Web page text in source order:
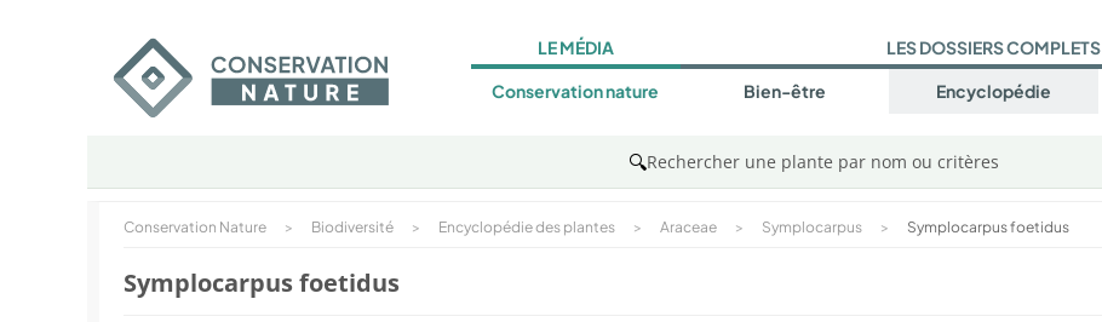
LE MÉDIA
Conservation nature
LES DOSSIERS COMPLETS
Bien-être Encyclopédie
🔍Rechercher une plante par nom ou critères
Conservation Nature > Biodiversité > Encyclopédie des plantes > Araceae > Symplocarpus > Symplocarpus foetidus
Symplocarpus foetidus